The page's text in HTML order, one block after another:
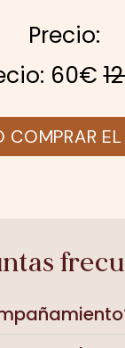
Precio:
60€
COMPRAR